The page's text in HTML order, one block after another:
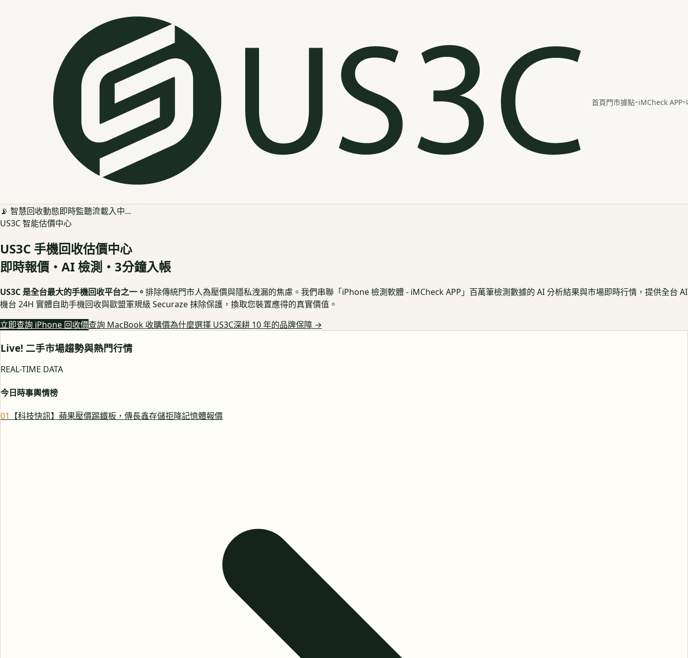
首頁門市據點 iMCheck APP
📡 智慧回收動態即時監聽流載入中...
US3C 智能估價中心
US3C 手機回收估價中心
即時報價・AI 檢測・3分鐘入帳
US3C 是全台最大的手機回收平台之一。 排除傳統門市人為壓價與隱私洩漏的焦慮。我們串聯「iPhone 檢測軟體 - iMCheck APP」百萬筆檢測數據的 AI 分析結果與市場即時行情，提供全台 AI
機台 24H 實體自助手機回收與歐盟軍規級 Securaze 抹除保護，換取您裝置應得的真實價值。
立即查詢 iPhone 回收價查詢 MacBook 收購價為什麼選擇 US3C深耕 10 年的品牌保障 →
Live! 二手市場趨勢與熱門行情
REAL-TIME DATA
今日時事輿情榜
01 【科技快訊】蘋果壓價踢鐵板，傳長鑫存儲拒降記憶體報價